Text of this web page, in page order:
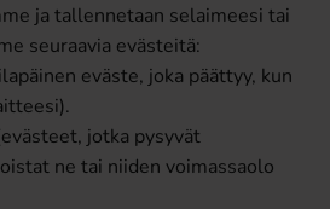
ja tallennetaan selaimeesi tai
seuraavia evästeitä:
eväste, joka päättyy, kun
jotka pysyvät
ne tai niiden voimassaolo